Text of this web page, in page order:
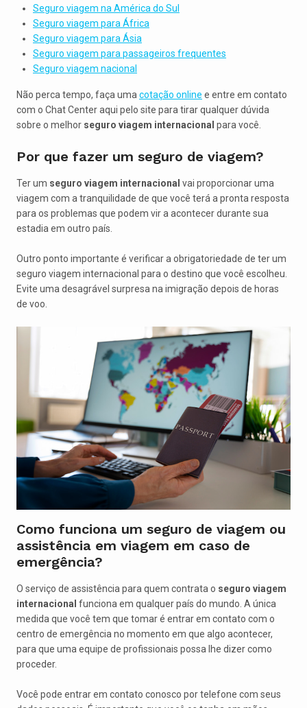
Seguro viagem na América do Sul
Seguro viagem para África
Seguro viagem para Ásia
Seguro viagem para passageiros frequentes
Seguro viagem nacional
Não perca tempo, faça uma cotação online e entre em contato
com o Chat Center aqui pelo site para tirar qualquer dúvida
sobre o melhor seguro viagem internacional para você.
Por que fazer um seguro de viagem?
Ter um seguro viagem internacional vai proporcionar uma
viagem com a tranquilidade de que você terá a pronta resposta
para os problemas que podem vir a acontecer durante sua
estadia em outro país.
Outro ponto importante é verificar a obrigatoriedade de ter um
seguro viagem internacional para o destino que você escolheu.
Evite uma desagrável surpresa na imigração depois de horas
de voo.
Como funciona um seguro de viagem ou
assistência em viagem em caso de
emergência?
O serviço de assistência para quem contrata o seguro viagem
internacional funciona em qualquer país do mundo. A única
medida que você tem que tomar é entrar em contato com o
centro de emergência no momento em que algo acontecer,
para que uma equipe de profissionais possa lhe dizer como
proceder.
Você pode entrar em contato conosco por telefone com seus